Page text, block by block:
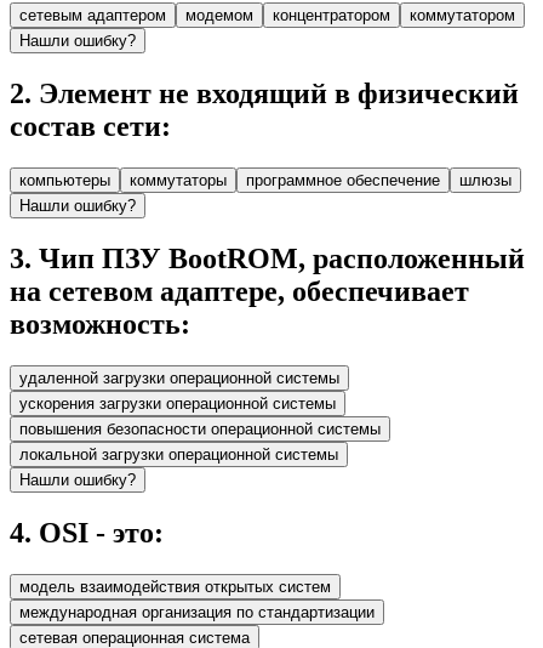
сетевым адаптером модемом концентратором
коммутатором
Нашли ошибку?
2. Элемент не входящий в физический
состав сети:
компьютеры коммутаторы программное обеспечение
шлюзы
Нашли ошибку?
3. Чип ПЗУ BootROM, расположенный
на сетевом адаптере, обеспечивает
возможность:
удаленной загрузки операционной системы
ускорения загрузки операционной системы
повышения безопасности операционной системы
локальной загрузки операционной системы
Нашли ошибку?
4. OSI - это:
модель взаимодействия открытых систем
международная организация по стандартизации
сетевая операционная система